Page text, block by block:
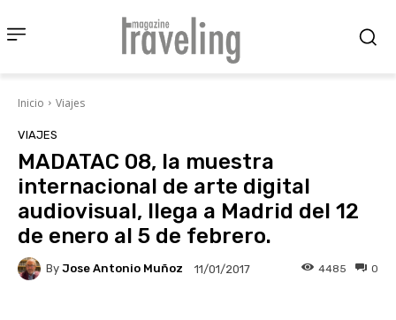
Inicio Viajes
VIAJES
MADATAC 08, la muestra
internacional de arte digital
audiovisual, llega a Madrid del 12
de enero al 5 de febrero.
By Jose Antonio Muñoz 11/01/2017 0
4485